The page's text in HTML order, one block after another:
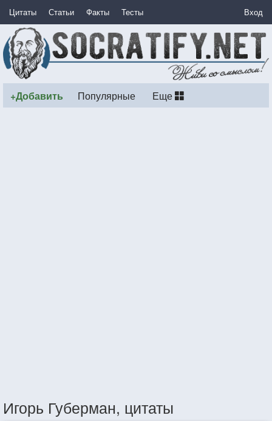
Цитаты Статьи Факты Тесты Вход
+Добавить Популярные Еще
Игорь Губерман, цитаты